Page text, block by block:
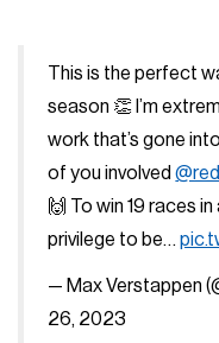
This is the perfect
season 👏 I’m
work that’s gone
of you involved
🙌 To win 19 races
privilege to be…
— Max Verstappen
26, 2023